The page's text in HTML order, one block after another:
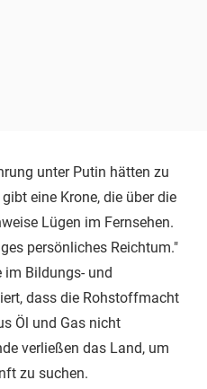
unter Putin hätten zu
eine Krone, die über die
Lügen im Fernsehen.
persönliches Reichtum."
Bildungs- und
dass die Rohstoffmacht
Öl und Gas nicht
verließen das Land, um
zu suchen.